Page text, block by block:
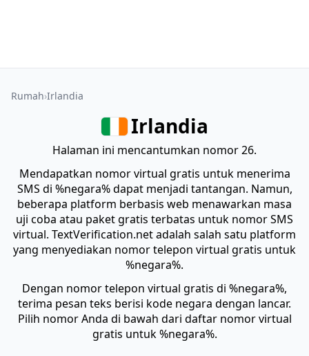
Rumah Irlandia
Irlandia
Halaman ini mencantumkan nomor 26.
Mendapatkan nomor virtual gratis untuk menerima
SMS di %negara% dapat menjadi tantangan. Namun,
beberapa platform berbasis web menawarkan masa
uji coba atau paket gratis terbatas untuk nomor SMS
virtual. TextVerification.net adalah salah satu platform
yang menyediakan nomor telepon virtual gratis untuk
%negara%.
Dengan nomor telepon virtual gratis di %negara%,
terima pesan teks berisi kode negara dengan lancar.
Pilih nomor Anda di bawah dari daftar nomor virtual
gratis untuk %negara%.